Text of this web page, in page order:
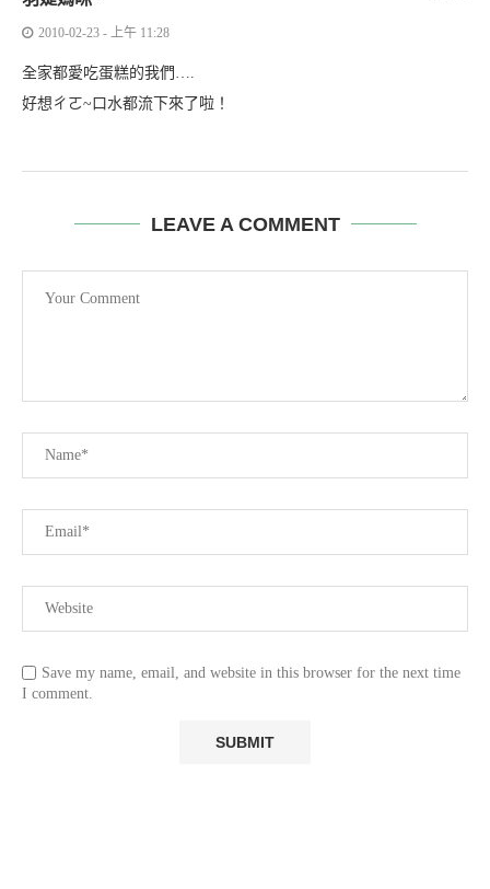
2010-02-23 - 上午 11:28
全家都愛吃蛋糕的我們….
好想ㄔㄛ~口水都流下來了啦！
LEAVE A COMMENT
Save my name, email, and website in this browser for the next time
I comment.